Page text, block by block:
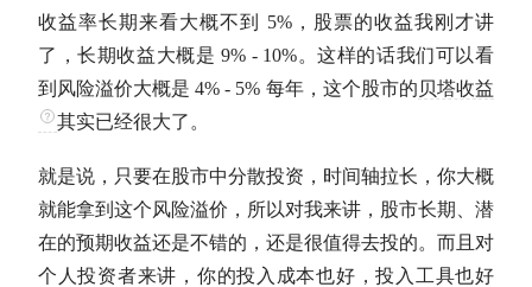
收益率长期来看大概不到 5%，股票的收益我刚才讲
了，长期收益大概是 9% - 10%。这样的话我们可以看
到风险溢价大概是 4% - 5% 每年，这个股市的 贝塔收益
其实已经很大了。
就是说，只要在股市中分散投资，时间轴拉长，你大概
就能拿到这个风险溢价，所以对我来讲，股市长期、潜
在的预期收益还是不错的，还是很值得去投的。而且对
个人投资者来讲，你的投入成本也好，投入工具也好